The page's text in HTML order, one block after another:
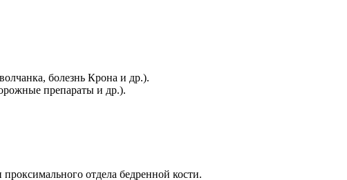
болезнь Крона и др.).
препараты и др.).
отдела бедренной кости.